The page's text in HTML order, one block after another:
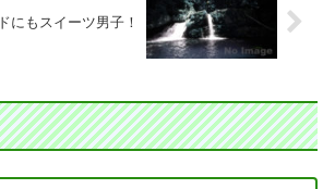
にもスイーツ男子！